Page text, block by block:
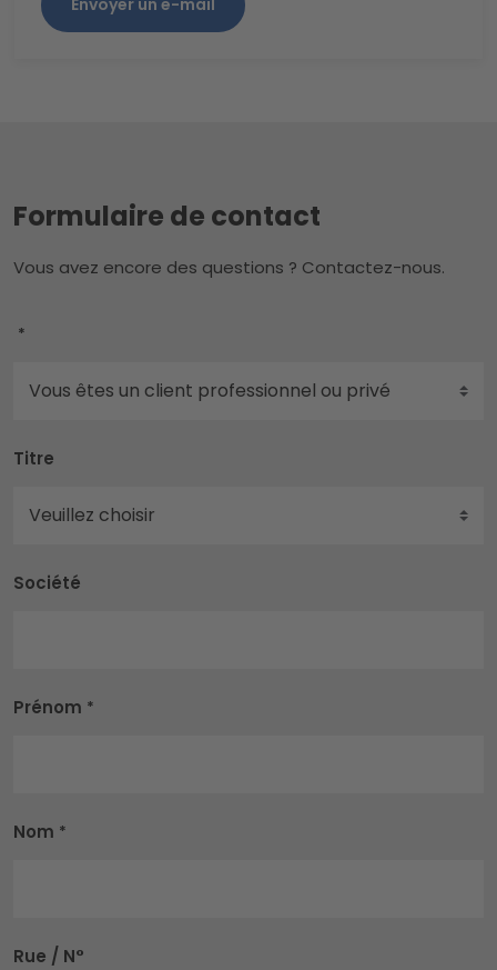
Envoyer un e-mail
Formulaire de contact
Vous avez encore des questions ? Contactez-nous.
*
Titre
Société
Prénom *
Nom *
Rue / N°